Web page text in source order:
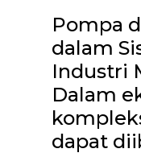
Pompa
dalam
Industri
Dalam
dapat